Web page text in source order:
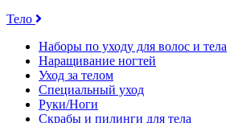
Тело
Наборы по уходу для волос и тела
Наращивание ногтей
Уход за телом
Специальный уход
Руки/Ноги
Скрабы и пилинги для тела